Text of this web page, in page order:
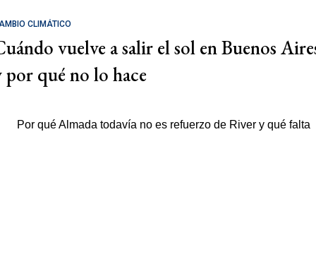
CLIMÁTICO
vuelve a salir el sol en Buenos
por qué no lo hace